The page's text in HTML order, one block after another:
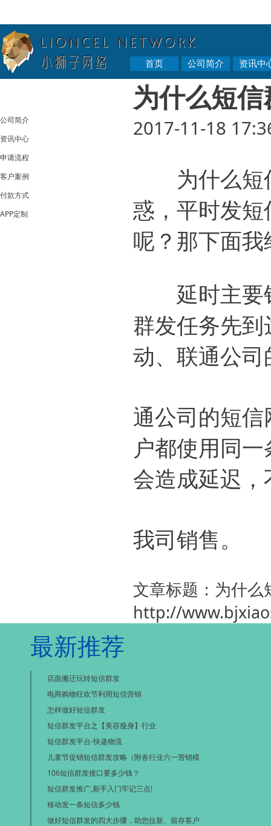
首页 公司简介 资讯中
公司简介
资讯中心
申请流程
客户案例
付款方式
APP定制
为什么短
2017-11-18
为什么短
惑，平时发
呢？那下面
延时主要
群发任务先
动、联通公
通公司的短
户都使用同
会造成延迟
我司销售。
文章标题：为什么
http://
最新推荐
店面搬迁玩转短信群发
电商购物狂欢节利用短信营销
怎样做好短信群发
短信群发平台之【美容瘦身】行业
短信群发平台-快递物流
儿童节促销短信群发攻略（附各行业六一营销模
106短信群发接口要多少钱？
短信群发推广,新手入门牢记三点!
移动发一条短信多少钱
做好短信群发的四大步骤，助您拉新、留存客户